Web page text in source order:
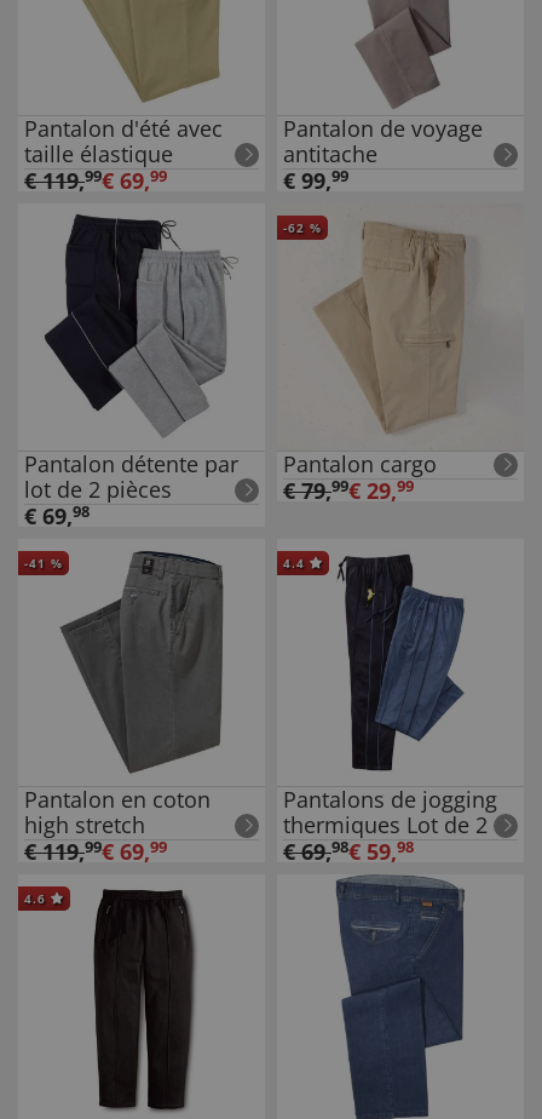
Pantalon d'été avec
taille élastique
€119,99€ 69,99
Pantalon de voyage
antitache
€ 99,99
Pantalon détente par
lot de 2 pièces
€ 69,98
-62 %
Pantalon cargo
€79,99€ 29,99
-41 %
Pantalon en coton
high stretch
€119,99€ 69,99
4.4
Pantalons de jogging
thermiques Lot de 2
€69,98€ 59,98
4.6